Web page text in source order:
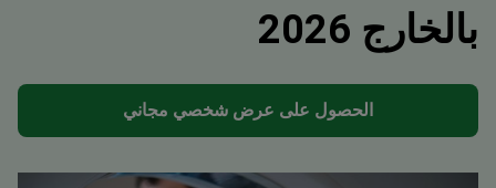
بالخارج 2026
الحصول على عرض شخصي مجاني